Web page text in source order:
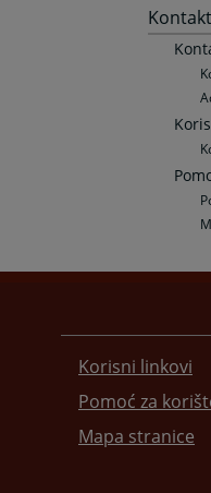
Kontakt
Korisni linkovi
Pomoć za
Mapa stranice